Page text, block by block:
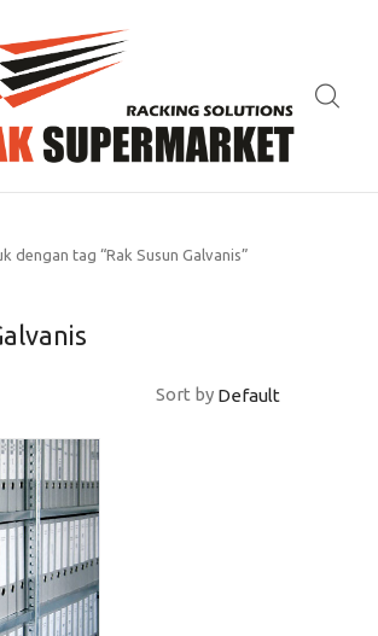
dengan tag “Rak Susun Galvanis”
Sort by